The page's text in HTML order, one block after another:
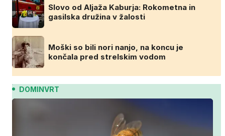
Slovo od Aljaža Kaburja: Rokometna in
gasilska družina v žalosti
Moški so bili nori nanjo, na koncu je
končala pred strelskim vodom
DOMINVRT